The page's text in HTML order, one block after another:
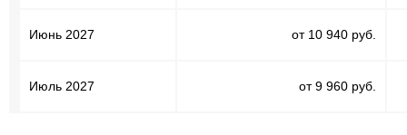
Июнь 2027 от 10 940 руб.
Июль 2027 от 9 960 руб.